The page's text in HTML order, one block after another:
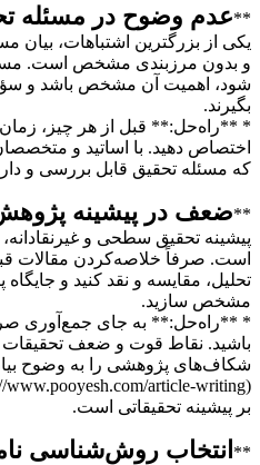
**عدم وضوح در مسئله
یکی از بزرگترین اشتباهات،
و بدون مرزبندی مشخص است.
شود، اهمیت آن مشخص باشد و
بگیرند.
* **راه‌حل:** قبل از هر چیز،
اختصاص دهید. با اساتید و
که مسئله تحقیق قابل بررسی و
**ضعف در پیشینه
پیشینه تحقیق سطحی و
است. صرفاً خلاصه‌کردن مقالات
تحلیل، مقایسه و نقد کنید و
مشخص سازید.
* **راه‌حل:** به جای جمع‌آوری
باشید. نقاط قوت و ضعف تحقیقات
شکاف‌های پژوهشی را به وضوح
بر پیشینه تحقیقاتی است.
** انتخاب روش‌شناسی